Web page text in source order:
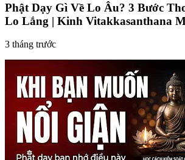
Phật Dạy Gì Về Lo Âu? 3 Bước
Lo Lắng | Kinh Vitakkasanthana
3 tháng trước